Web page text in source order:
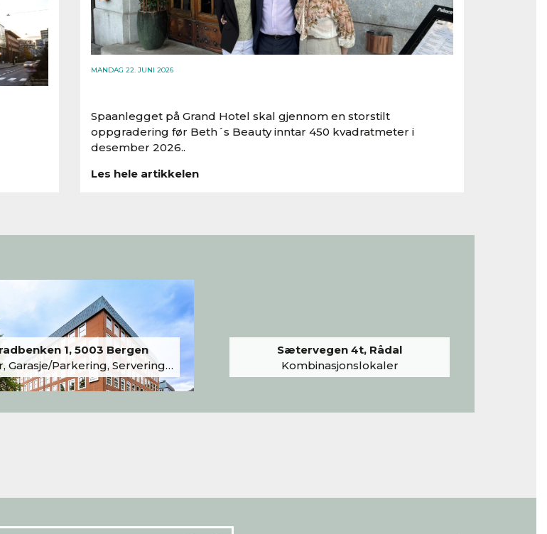
MANDAG 22. JUNI 2026
Spaanlegget på Grand Hotel skal gjennom en storstilt
oppgradering før Beth´s Beauty inntar 450 kvadratmeter i
desember 2026..
Les hele artikkelen
1, 5003 Bergen
Parkering, Serveringslokale/Kantine, Undervisning/Arrangement
Sætervegen 4t, Rådal
Kombinasjonslokaler